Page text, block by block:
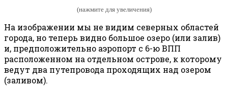
(нажмите для увеличения)
На изображении мы не видим северных областей
города, но теперь видно большое озеро (или залив)
и, предположительно аэропорт с 6-ю ВПП
расположенном на отдельном острове, к которому
ведут два путепровода проходящих над озером
(заливом).